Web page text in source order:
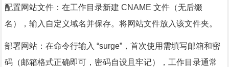
配置网站文件：在工作目录新建 CNAME 文件（无后缀
名），输入自定义域名并保存。将网站文件放入该文件夹。
部署网站：在命令行输入 “surge”，首次使用需填写邮箱和密
码（邮箱格式正确即可，密码自设且牢记），工作目录通常